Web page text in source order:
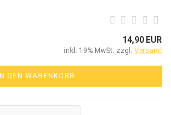
14,90 EUR
inkl. 19% MwSt. zzgl. Versand
IN DEN WARENKORB